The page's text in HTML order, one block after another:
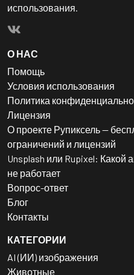
использования.
О НАС
Помощь
Условия использования
Политика
Лицензия
О проекте Рупиксель —
ограничений и лицензий
Unsplash или Rupixel: Какой
не работает
Вопрос-ответ
Блог
Контакты
КАТЕГОРИИ
AI (ИИ) изображения
Животные